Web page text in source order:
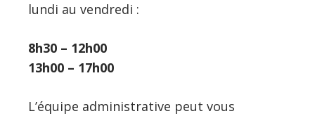
lundi au vendredi :
8h30 – 12h00
13h00 – 17h00
L’équipe administrative peut vous